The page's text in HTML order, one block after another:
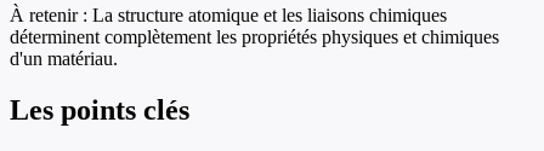
À retenir : La structure atomique et les liaisons chimiques
déterminent complètement les propriétés physiques et chimiques
d'un matériau.
Les points clés